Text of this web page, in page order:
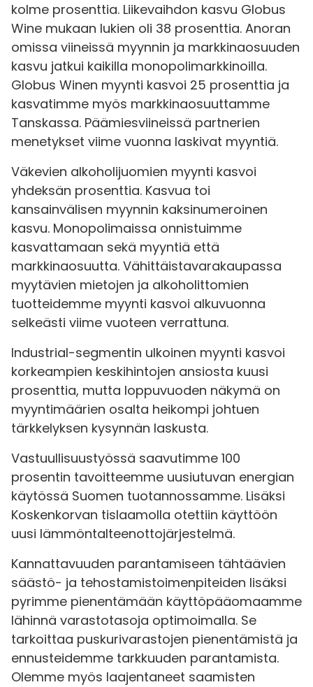
kolme prosenttia. Liikevaihdon kasvu Globus
Wine mukaan lukien oli 38 prosenttia. Anoran
omissa viineissä myynnin ja markkinaosuuden
kasvu jatkui kaikilla monopolimarkkinoilla.
Globus Winen myynti kasvoi 25 prosenttia ja
kasvatimme myös markkinaosuuttamme
Tanskassa. Päämiesviineissä partnerien
menetykset viime vuonna laskivat myyntiä.
Väkevien alkoholijuomien myynti kasvoi
yhdeksän prosenttia. Kasvua toi
kansainvälisen myynnin kaksinumeroinen
kasvu. Monopolimaissa onnistuimme
kasvattamaan sekä myyntiä että
markkinaosuutta. Vähittäistavarakaupassa
myytävien mietojen ja alkoholittomien
tuotteidemme myynti kasvoi alkuvuonna
selkeästi viime vuoteen verrattuna.
Industrial-segmentin ulkoinen myynti kasvoi
korkeampien keskihintojen ansiosta kuusi
prosenttia, mutta loppuvuoden näkymä on
myyntimäärien osalta heikompi johtuen
tärkkelyksen kysynnän laskusta.
Vastuullisuustyössä saavutimme 100
prosentin tavoitteemme uusiutuvan energian
käytössä Suomen tuotannossamme. Lisäksi
Koskenkorvan tislaamolla otettiin käyttöön
uusi lämmöntalteenottojärjestelmä.
Kannattavuuden parantamiseen tähtäävien
säästö- ja tehostamistoimenpiteiden lisäksi
pyrimme pienentämään käyttöpääomaamme
lähinnä varastotasoja optimoimalla. Se
tarkoittaa puskurivarastojen pienentämistä ja
ennusteidemme tarkkuuden parantamista.
Olemme myös laajentaneet saamisten